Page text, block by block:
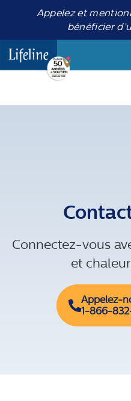
Appelez et
bénéficier
Connectez-vous
et
Appelez-
1-866-